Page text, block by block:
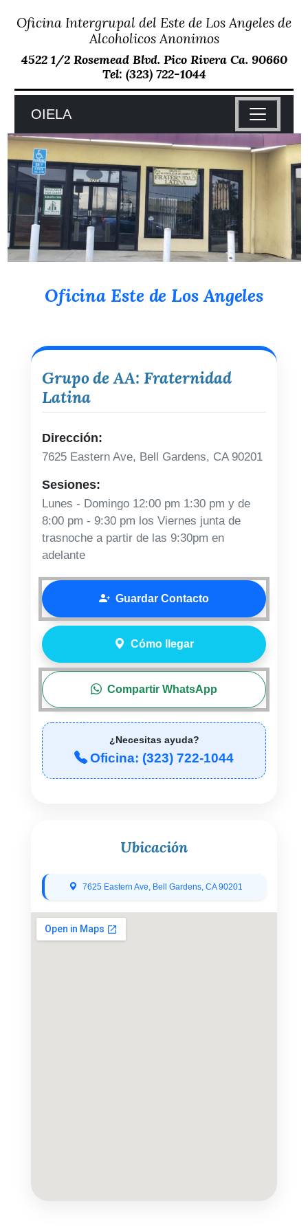
Skip
Oficina Intergrupal del Este de Los Angeles de
Alcoholicos Anonimos
4522 1/2 Rosemead Blvd. Pico Rivera Ca. 90660
Tel: (323) 722-1044
OIELA
Oficina Este de Los Angeles
Grupo de AA: Fraternidad
Latina
Dirección:
7625 Eastern Ave, Bell Gardens, CA 90201
Sesiones:
Lunes - Domingo 12:00 pm 1:30 pm y de
8:00 pm - 9:30 pm los Viernes junta de
trasnoche a partir de las 9:30pm en
adelante
Guardar Contacto
Cómo llegar
Compartir WhatsApp
¿Necesitas ayuda?
Oficina: (323) 722-1044
Ubicación
7625 Eastern Ave, Bell Gardens, CA 90201